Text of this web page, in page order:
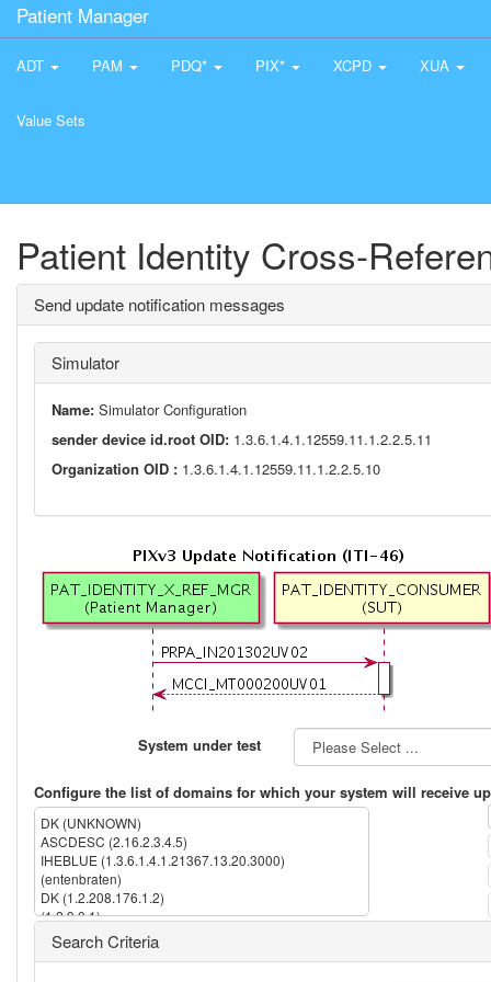
Patient Manager
ADT PAM PDQ* PIX* XCPD XUA
Value Sets
Patient Identity Cross-
Send update notification messages
Simulator
Name: Simulator Configuration
sender device id.root OID: 1.3.6.1.4.1.12559.11.1.2.2.5.11
Organization OID : 1.3.6.1.4.1.12559.11.1.2.2.5.10
System under test
Configure the list of domains for which your system will receive
DK (UNKNOWN)
ASCDESC (2.16.2.3.4.5)
IHEBLUE (1.3.6.1.4.1.21367.13.20.3000)
(entenbraten)
DK (1.2.208.176.1.2)
(1.2.9.0.1)
IPK (1.3.6.1.4.1.21367.2005.13.20.1000)
IHERED (1.3.6.1.4.1.21367.13.20.1000)
Search Criteria